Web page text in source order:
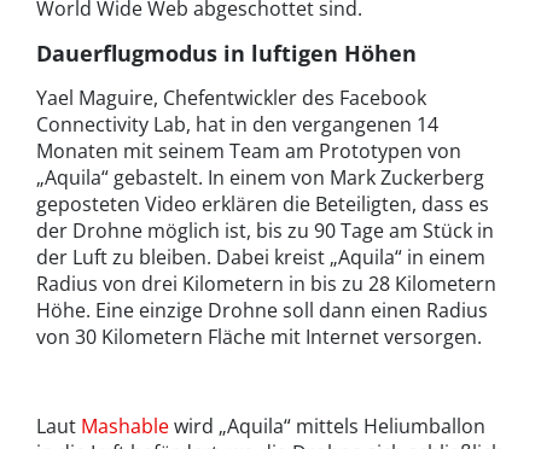
World Wide Web abgeschottet sind.
Dauerflugmodus in luftigen Höhen
Yael Maguire, Chefentwickler des Facebook
Connectivity Lab, hat in den vergangenen 14
Monaten mit seinem Team am Prototypen von
„Aquila“ gebastelt. In einem von Mark Zuckerberg
geposteten Video erklären die Beteiligten, dass es
der Drohne möglich ist, bis zu 90 Tage am Stück in
der Luft zu bleiben. Dabei kreist „Aquila“ in einem
Radius von drei Kilometern in bis zu 28 Kilometern
Höhe. Eine einzige Drohne soll dann einen Radius
von 30 Kilometern Fläche mit Internet versorgen.
Laut Mashablewird „Aquila“ mittels Heliumballon